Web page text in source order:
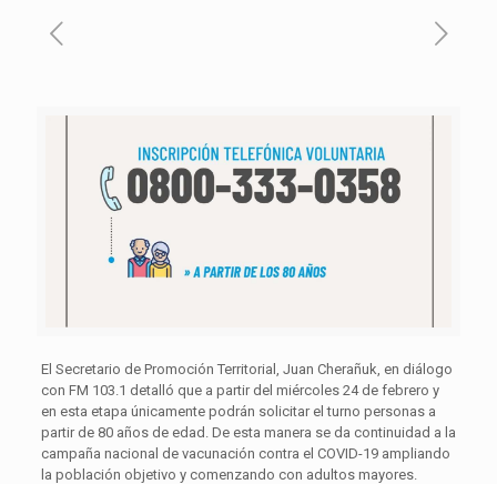
El Secretario de Promoción Territorial, Juan Cherañuk, en diálogo
con FM 103.1 detalló que a partir del miércoles 24 de febrero y
en esta etapa únicamente podrán solicitar el turno personas a
partir de 80 años de edad. De esta manera se da continuidad a la
campaña nacional de vacunación contra el COVID-19 ampliando
la población objetivo y comenzando con adultos mayores.